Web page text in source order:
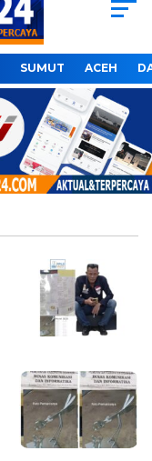
SUMUT ACEH